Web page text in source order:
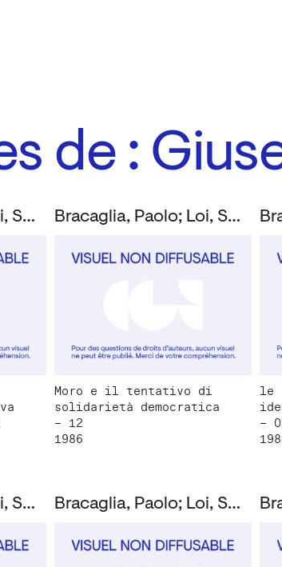
de :
Bracaglia, Paolo; Loi, Susanna; Montanucci, Giuseppe Bracaglia, Paolo; Loi, Susanna; Montanucci, Giuseppe
Moro e il tentativo di
solidarietà democratica
– 12
1986
le
–
Bracaglia, Paolo; Loi, Susanna; Montanucci, Giuseppe Bracaglia, Paolo; Loi, Susanna; Montanucci, Giuseppe